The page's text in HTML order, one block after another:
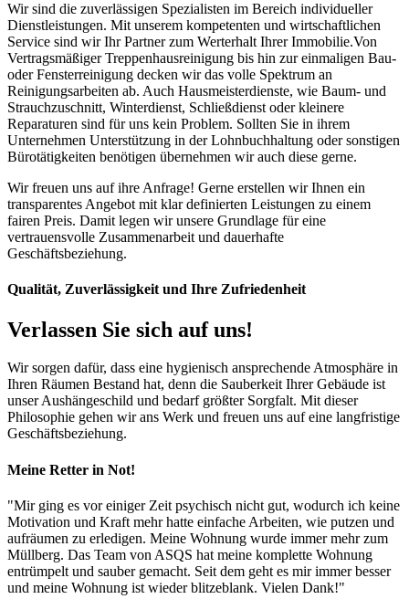
Wir sind die zuverlässigen Spezialisten im Bereich individueller
Dienstleistungen. Mit unserem kompetenten und wirtschaftlichen
Service sind wir Ihr Partner zum Werterhalt Ihrer Immobilie.Von
Vertragsmäßiger Treppenhausreinigung bis hin zur einmaligen Bau-
oder Fensterreinigung decken wir das volle Spektrum an
Reinigungsarbeiten ab. Auch Hausmeisterdienste, wie Baum- und
Strauchzuschnitt, Winterdienst, Schließdienst oder kleinere
Reparaturen sind für uns kein Problem. Sollten Sie in ihrem
Unternehmen Unterstützung in der Lohnbuchhaltung oder sonstigen
Bürotätigkeiten benötigen übernehmen wir auch diese gerne.
Wir freuen uns auf ihre Anfrage! Gerne erstellen wir Ihnen ein
transparentes Angebot mit klar definierten Leistungen zu einem
fairen Preis. Damit legen wir unsere Grundlage für eine
vertrauensvolle Zusammenarbeit und dauerhafte
Geschäftsbeziehung.
Qualität, Zuverlässigkeit und Ihre Zufriedenheit
Verlassen Sie sich auf uns!
Wir sorgen dafür, dass eine hygienisch ansprechende Atmosphäre in
Ihren Räumen Bestand hat, denn die Sauberkeit Ihrer Gebäude ist
unser Aushängeschild und bedarf größter Sorgfalt. Mit dieser
Philosophie gehen wir ans Werk und freuen uns auf eine langfristige
Geschäftsbeziehung.
Meine Retter in Not!
"Mir ging es vor einiger Zeit psychisch nicht gut, wodurch ich keine
Motivation und Kraft mehr hatte einfache Arbeiten, wie putzen und
aufräumen zu erledigen. Meine Wohnung wurde immer mehr zum
Müllberg. Das Team von ASQS hat meine komplette Wohnung
entrümpelt und sauber gemacht. Seit dem geht es mir immer besser
und meine Wohnung ist wieder blitzeblank. Vielen Dank!"